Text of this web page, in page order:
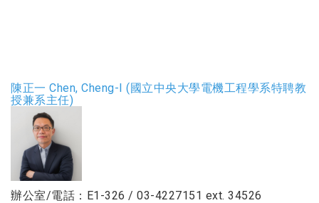
陳正一 Chen, Cheng-I (國立中央大學電機工程學系特聘教
授兼系主任)
辦公室/電話：E1-326 / 03-4227151 ext. 34526